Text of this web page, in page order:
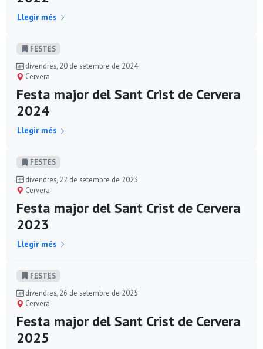
Llegir més
FESTES
divendres, 20 de setembre de 2024
Cervera
Festa major del Sant Crist de Cervera
2024
Llegir més
FESTES
divendres, 22 de setembre de 2023
Cervera
Festa major del Sant Crist de Cervera
2023
Llegir més
FESTES
divendres, 26 de setembre de 2025
Cervera
Festa major del Sant Crist de Cervera
2025